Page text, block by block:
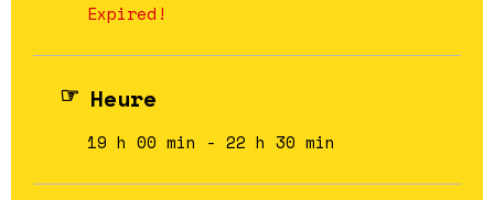
Expired!
Heure
19 h 00 min - 22 h 30 min